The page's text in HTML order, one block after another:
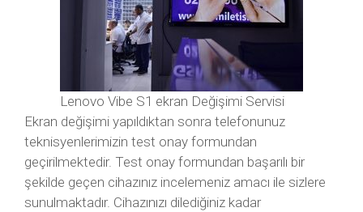
Lenovo Vibe S1 ekran Değişimi Servisi
Ekran değişimi yapıldıktan sonra telefonunuz
teknisyenlerimizin test onay formundan
geçirilmektedir. Test onay formundan başarılı bir
şekilde geçen cihazınız incelemeniz amacı ile sizlere
sunulmaktadır. Cihazınızı dilediğiniz kadar